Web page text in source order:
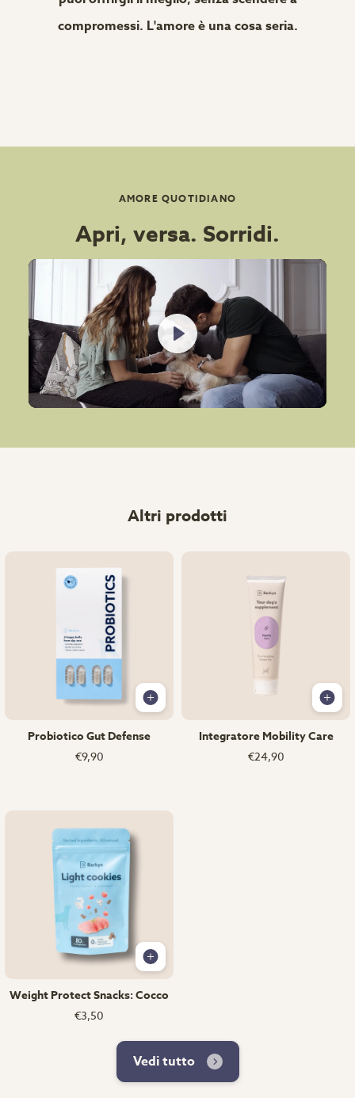
compromessi. L'amore è una cosa seria.
AMORE QUOTIDIANO
Apri, versa. Sorridi.
Play
Altri prodotti
Probiotico Gut Defense
€9,90
Integratore Mobility Care
€24,90
Weight Protect Snacks: Cocco
€3,50
Vedi tutto